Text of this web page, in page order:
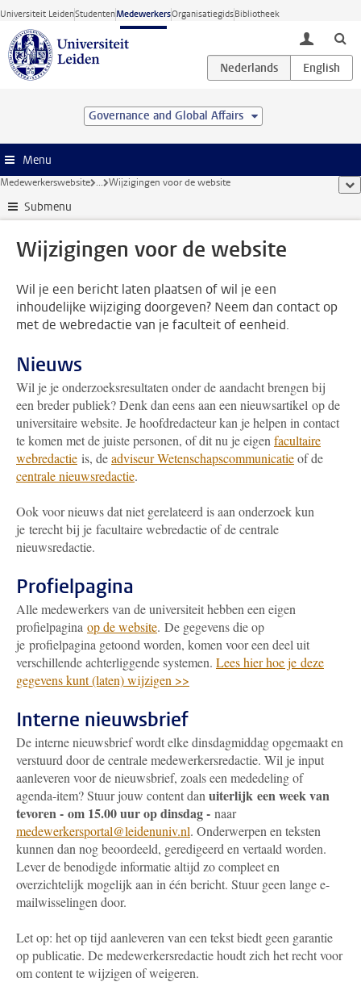
Ga direct naar de inhoud
Universiteit LeidenStudentenMedewerkersOrganisatiegidsBibliotheek
toggle
Governance and Global Affairs
Menu
Medewerkerswebsite ... Wijzigingen voor de website
Submenu
Wijzigingen voor de website
Wil je een bericht laten plaatsen of wil je een
inhoudelijke wijziging doorgeven? Neem dan contact op
met de webredactie van je faculteit of eenheid.
Nieuws
Wil je je onderzoeksresultaten onder de aandacht brengen bij
een breder publiek? Denk dan eens aan een nieuwsartikel op de
universitaire website. Je hoofdredacteur kan je helpen in contact
te komen met de juiste personen, of dit nu je eigen facultaire
webredactie is, deadviseur Wetenschapscommunicatieof de
centrale nieuwsredactie.
Ook voor nieuws dat niet gerelateerd is aan onderzoek kun
je terecht bij je facultaire webredactie of de centrale
nieuwsredactie.
Profielpagina
Alle medewerkers van de universiteit hebben een eigen
profielpagina op de website. De gegevens die op
je profielpagina getoond worden, komen voor een deel uit
verschillende achterliggende systemen. Lees hier hoe je deze
gegevens kunt (laten) wijzigen >>
Interne nieuwsbrief
De interne nieuwsbrief wordt elke dinsdagmiddag opgemaakt en
verstuurd door de centrale medewerkersredactie. Wil je input
aanleveren voor de nieuwsbrief, zoals een mededeling of
agenda-item? Stuur jouw content dan uiterlijk een week van
tevoren - om 15.00 uur op dinsdag - naar
medewerkersportal@leidenuniv.nl. Onderwerpen en teksten
kunnen dan nog beoordeeld, geredigeerd en vertaald worden.
Lever de benodigde informatie altijd zo compleet en
overzichtelijk mogelijk aan in één bericht. Stuur geen lange e-
mailwisselingen door.
Let op: het op tijd aanleveren van een tekst biedt geen garantie
op publicatie. De medewerkersredactie houdt zich het recht voor
om content te wijzigen of weigeren.